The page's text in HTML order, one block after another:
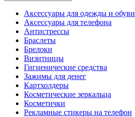
Аксессуары для одежды и обуви
Аксессуары для телефона
Антистрессы
Браслеты
Брелоки
Визитницы
Гигиенические средства
Зажимы для денег
Картхолдеры
Косметические зеркальца
Косметички
Рекламные стикеры на телефон